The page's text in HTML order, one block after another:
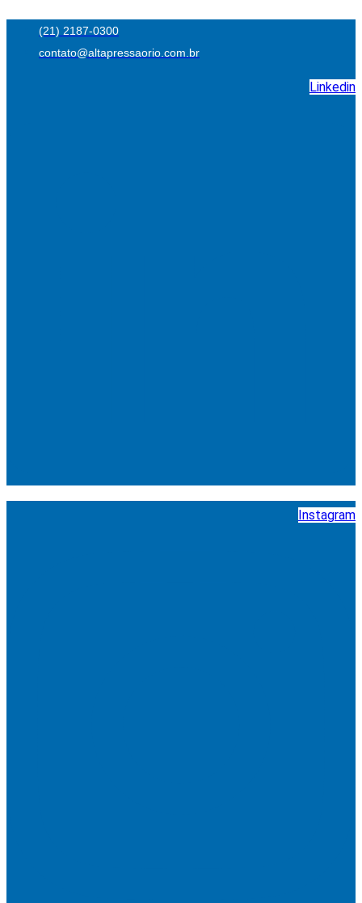
Ir
(21) 2187-0300
contato@altapressaorio.com.br
Linkedin
Instagram